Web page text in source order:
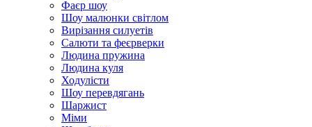
Фаєр шоу
Шоу малюнки світлом
Вирізання силуетів
Салюти та феєрверки
Людина пружина
Людина куля
Ходулісти
Шоу перевдягань
Шаржист
Міми